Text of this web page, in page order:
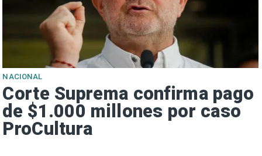
NACIONAL
Corte Suprema confirma pago
de $1.000 millones por caso
ProCultura